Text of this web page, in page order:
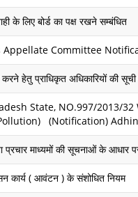
के लिए बोर्ड का पक्ष रखने सम्बंधित
Appellate Committee
हेतु प्राधिकृत अधिकारियों की सूची
State, NO.997/2013/
(Notification)
प्रचार माध्यमों की सूचनाओं के आधार
कार्य ( आवंटन ) के संशोधित नियम